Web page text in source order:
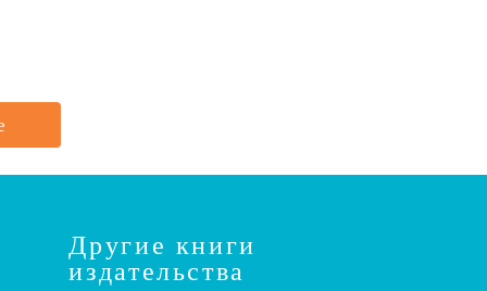
Другие книги
издательства